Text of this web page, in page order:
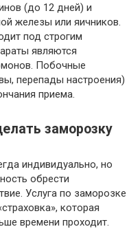
(до 12 дней) и
железы или яичников.
под строгим
являются
Побочные
перепады настроения)
приема.
заморозку
индивидуально, но
обрести
Услуга по заморозке
которая
времени проходит.